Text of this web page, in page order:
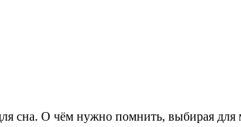
сна. О чём нужно помнить, выбирая